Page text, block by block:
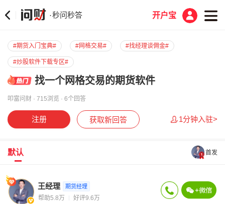
·秒问秒答 开户宝
#期货入门宝典# #网格交易# #找经理谈佣金#
#炒股软件下载专区#
找一个网格交易的期货软件
叩富问财 · 715浏览 · 6个回答
注册 获取新回答 1分钟入驻>
默认 首发
王经理 期货经理
帮助5.8万 好评9.6万